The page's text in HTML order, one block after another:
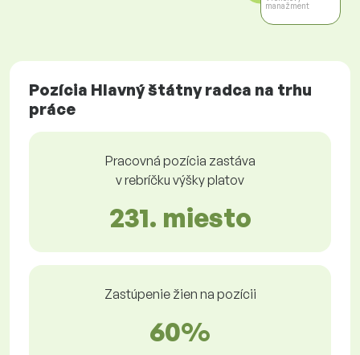
manažment
Pozícia Hlavný štátny radca na trhu
práce
Pracovná pozícia zastáva
v rebríčku výšky platov
231. miesto
Zastúpenie žien na pozícii
60%